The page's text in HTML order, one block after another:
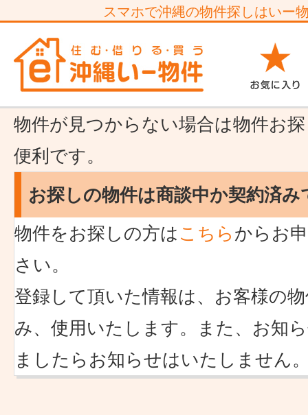
スマホで沖縄の物件探しはいー
物件が見つからない場合は物件お
便利です。
お探しの物件は商談中か契約済み
物件をお探しの方は こちら からお
さい。
登録して頂いた情報は、お客様の
み、使用いたします。また、お知
ましたらお知らせはいたしません